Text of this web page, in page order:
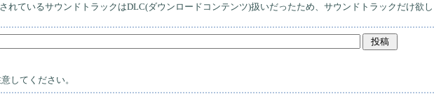
れているサウンドトラックはDLC(ダウンロードコンテンツ)扱いだったため、サウンドトラックだけ欲
してください。